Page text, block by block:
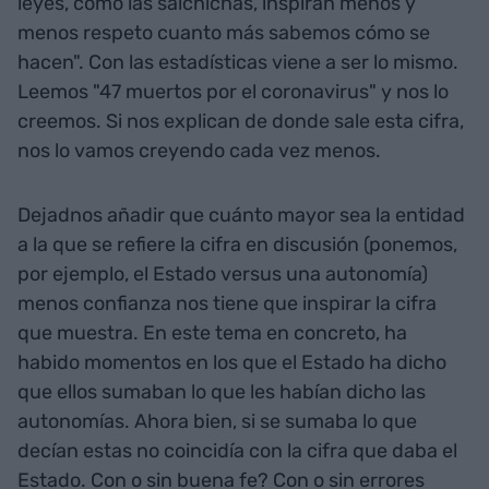
menos respeto cuanto más sabemos cómo se
hacen". Con las estadísticas viene a ser lo mismo.
Leemos "47 muertos por el coronavirus" y nos lo
creemos. Si nos explican de donde sale esta cifra,
nos lo vamos creyendo cada vez menos.
Dejadnos añadir que cuánto mayor sea la entidad
a la que se refiere la cifra en discusión (ponemos,
por ejemplo, el Estado versus una autonomía)
menos confianza nos tiene que inspirar la cifra
que muestra. En este tema en concreto, ha
habido momentos en los que el Estado ha dicho
que ellos sumaban lo que les habían dicho las
autonomías. Ahora bien, si se sumaba lo que
decían estas no coincidía con la cifra que daba el
Estado. Con o sin buena fe? Con o sin errores